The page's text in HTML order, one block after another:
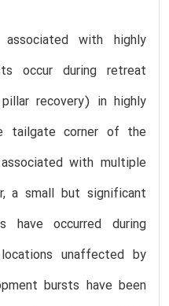
with highly
occur during retreat
recovery) in highly
tailgate corner of the
with multiple
a small but significant
have occurred during
unaffected by
bursts have been